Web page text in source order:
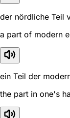
der nördliche Teil
a part of modern
ein Teil der
the part in one's